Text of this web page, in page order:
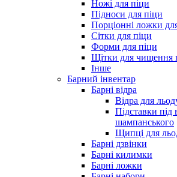
Ножі для піци
Підноси для піци
Порціонні ложки
Сітки для піци
Форми для піци
Щітки для чищення
Інше
Барний інвентар
Барні відра
Відра для
Підставки під
шампанського
Щипці для
Барні дзвінки
Барні килимки
Барні ложки